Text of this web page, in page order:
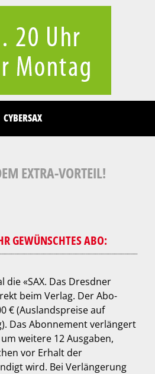
CYBERSAX
EXTRA-VORTEIL!
GEWÜNSCHTES ABO:
die «SAX. Das Dresdner
beim Verlag. Der Abo-
€ (Auslandspreise auf
Das Abonnement verlängert
vor Erhalt der
wird. Bei Verlängerung